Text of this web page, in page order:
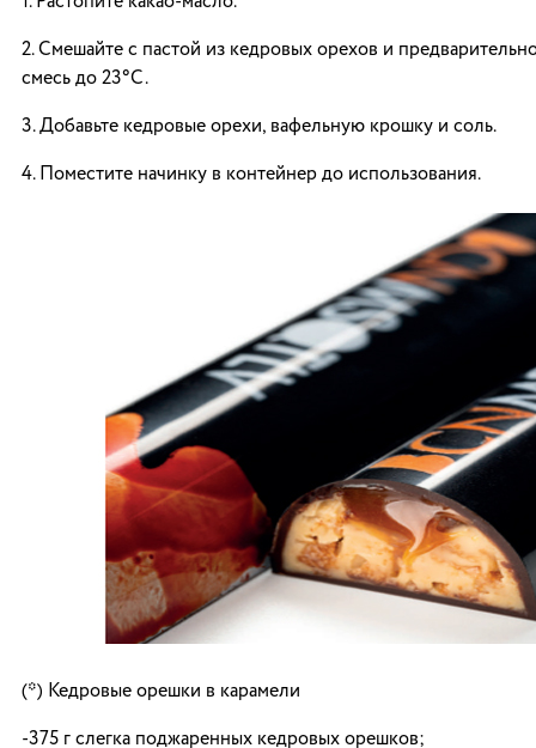
2. Смешайте с пастой из кедровых орехов и
смесь до 23°C.
3. Добавьте кедровые орехи, вафельную крошку и соль.
4. Поместите начинку в контейнер до использования.
(*) Кедровые орешки в карамели
-375 г слегка поджаренных кедровых орешков;